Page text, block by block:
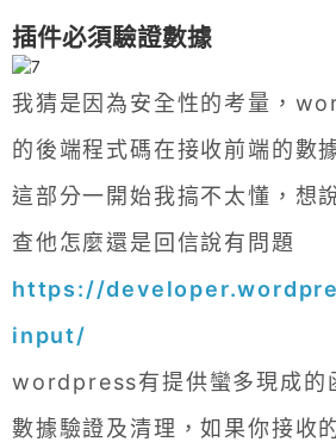
插件必須驗證數據
我猜是因為安全性的考量，
的後端程式碼在接收前端的數
這部分一開始我搞不太懂，想
查他怎麼還是回信說有問題
https://
input/
wordpress有提供蠻多現成的
數據驗證及清理，如果你接收